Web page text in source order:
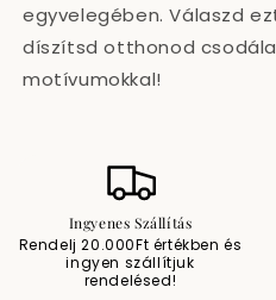
egyvelegében. Válaszd
díszítsd otthonod
motívumokkal!
Ingyenes Szállítás
Rendelj 20.000Ft értékben és
ingyen szállítjuk
rendelésed!